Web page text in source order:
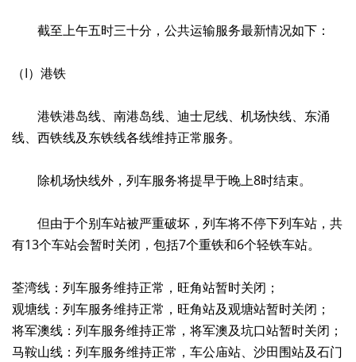
截至上午五时三十分，公共运输服务最新情况如下：
（I）港铁
港铁港岛线、南港岛线、迪士尼线、机场快线、东涌
线、西铁线及东铁线各线维持正常服务。
除机场快线外，列车服务将提早于晚上8时结束。
但由于个别车站被严重破坏，列车将不停下列车站，共
有13个车站会暂时关闭，包括7个重铁和6个轻铁车站。
荃湾线：列车服务维持正常，旺角站暂时关闭；
观塘线：列车服务维持正常，旺角站及观塘站暂时关闭；
将军澳线：列车服务维持正常，将军澳及坑口站暂时关闭；
马鞍山线：列车服务维持正常，车公庙站、沙田围站及石门